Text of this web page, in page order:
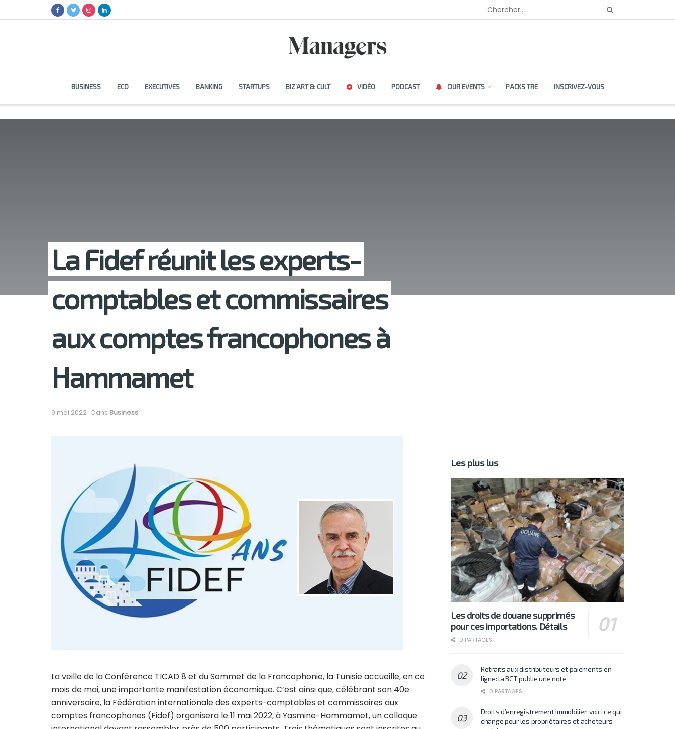
BUSINESS ECO EXECUTIVES BANKING STARTUPS BIZ’ART & CULT VIDÉO PODCAST OUR EVENTS PACKS TRE INSCRIVEZ-VOUS
La Fidef réunit les experts-
comptables et commissaires
aux comptes francophones à
Hammamet
9 mai 2022 Dans Business
La veille de la Conférence TICAD 8 et du Sommet de la Francophonie, la Tunisie accueille, en ce
mois de mai, une importante manifestation économique. C’est ainsi que, célébrant son 40e
anniversaire, la Fédération internationale des experts-comptables et commissaires aux
comptes francophones (Fidef) organisera le 11 mai 2022, à Yasmine-Hammamet, un colloque
Les plus lus
Les droits de douane supprimés
pour ces importations. Détails
0 PARTAGES
Retraits aux distributeurs et paiements en
ligne: la BCT publie une note
0 PARTAGES
Droits d’enregistrement immobilier: voici ce qui
change pour les propriétaires et acheteurs